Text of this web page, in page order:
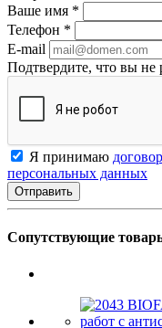
Ваше имя *
Телефон *
E-mail
Подтвердите, что вы не
Я принимаю
персональных данных
Сопутствующие